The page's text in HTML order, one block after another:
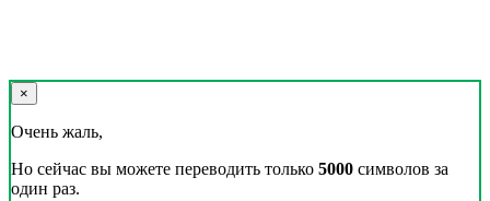
×
Очень жаль,
Но сейчас вы можете переводить только 5000 символов за
один раз.